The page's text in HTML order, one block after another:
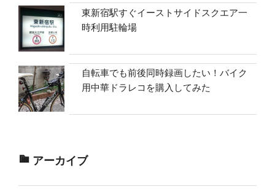
東新宿駅すぐイーストサイドスクエア一
時利用駐輪場
自転車でも前後同時録画したい！バイク
用中華ドラレコを購入してみた
アーカイブ